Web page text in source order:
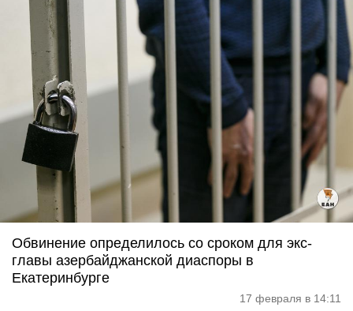
Обвинение определилось со сроком для экс-
главы азербайджанской диаспоры в
Екатеринбурге
17 февраля в 14:11